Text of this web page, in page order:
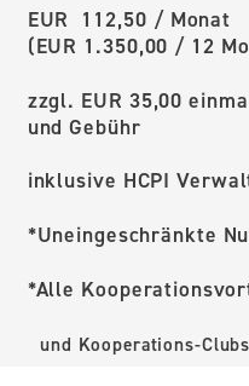
EUR 112,50 / Monat
(EUR 1.350,00 / 12
zzgl. EUR 35,00
und Gebühr
inklusive HCPI
*Uneingeschränkte
*Alle
und Kooperations-Clubs